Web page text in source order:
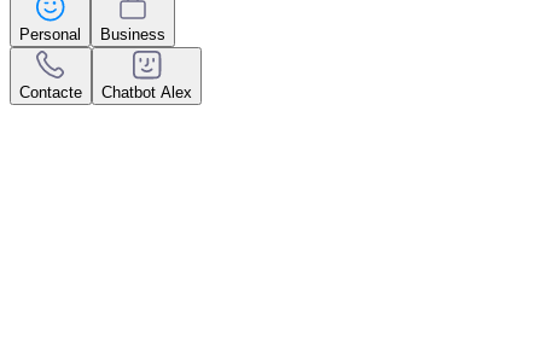
Personal Business
Contacte Chatbot Alex